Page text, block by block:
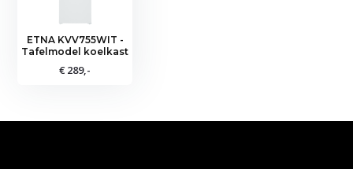
ETNA KVV755WIT -
Tafelmodel koelkast
€ 289,-